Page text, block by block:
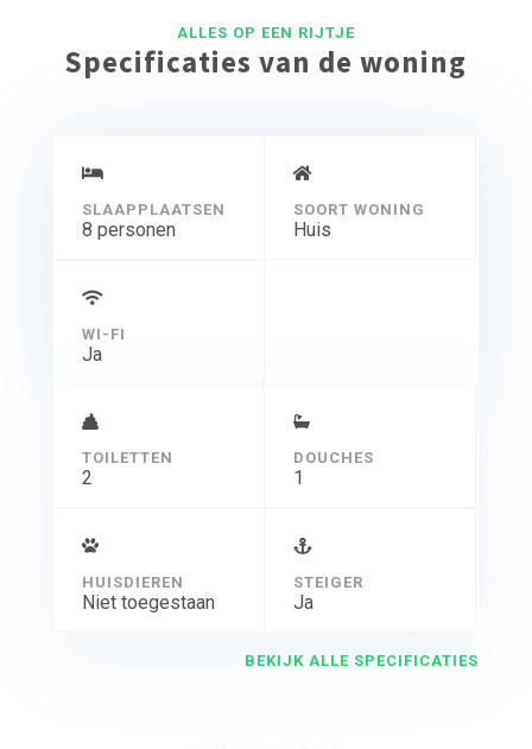
ALLES OP EEN RIJTJE
Specificaties van de woning
SLAAPPLAATSEN
8 personen
SOORT WONING
Huis
WI-FI
Ja
TOILETTEN
2
DOUCHES
1
HUISDIEREN
Niet toegestaan
STEIGER
Ja
BEKIJK ALLE SPECIFICATIES